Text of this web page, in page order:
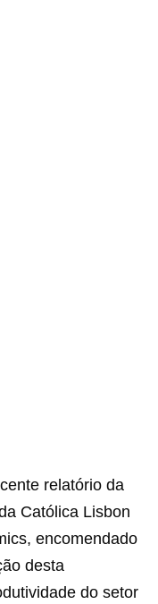
relatório da
Católica Lisbon
encomendado
desta
do setor